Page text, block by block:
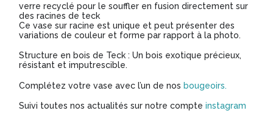
verre recyclé pour le souffler en fusion directement sur
des racines de teck
Ce vase sur racine est unique et peut présenter des
variations de couleur et forme par rapport à la photo.
Structure en bois de Teck : Un bois exotique précieux,
résistant et imputrescible.
Complétez votre vase avec l’un de nos bougeoirs.
Suivi toutes nos actualités sur notre compteinstagram